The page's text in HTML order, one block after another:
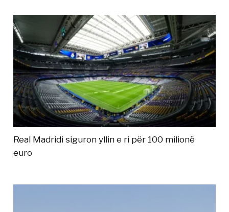
Real Madridi siguron yllin e ri për 100 milionë
euro